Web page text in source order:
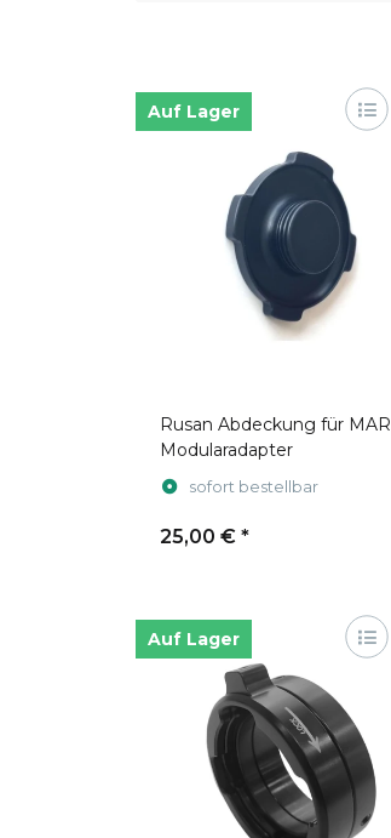
Auf Lager
Rusan Abdeckung für MAR
Modularadapter
sofort bestellbar
25,00 € *
Auf Lager